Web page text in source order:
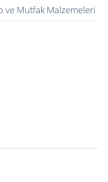
ve Mutfak Malzemeleri